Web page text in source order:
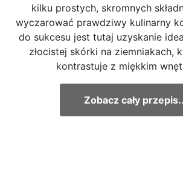
kilku prostych, skromnych
wyczarować prawdziwy kulinarny
do sukcesu jest tutaj uzyskanie
złocistej skórki na ziemniakach,
kontrastuje z miękkim
Zobacz cały